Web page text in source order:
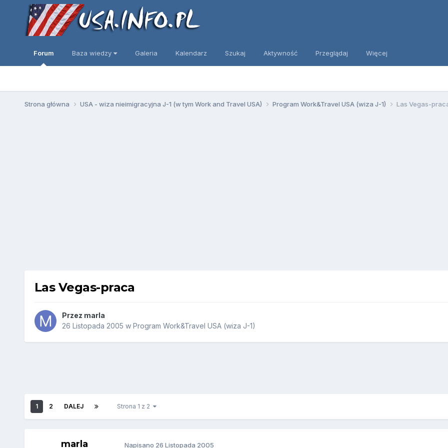
Forum Baza wiedzy Galeria Kalendarz Szukaj Aktywność Przeglądaj Więcej
Strona główna USA - wiza nieimigracyjna J-1 (w tym Work and Travel USA) Program Work&Travel USA (wiza J-1) Las Vegas-
Las Vegas-praca
Przez marla
26 Listopada 2005 w Program Work&Travel USA (wiza J-1)
1 2 DALEJ Strona 1 z 2
marla Napisano 26 Listopada 2005